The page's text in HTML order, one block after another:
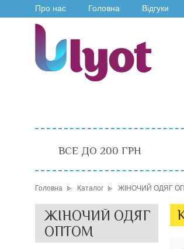
Про нас Головна Відгуки
ВСЕ ДО 200 ГРН
Головна Каталог ЖІНОЧИЙ ОДЯГ
ЖІНОЧИЙ ОДЯГ
ОПТОМ